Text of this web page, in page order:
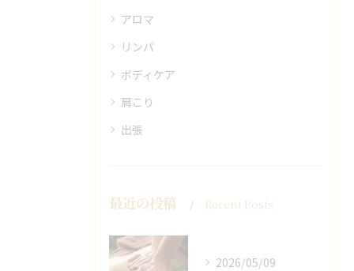
アロマ
リンパ
ボディケア
肩こり
出張
最近の投稿 Recent Posts
2026/05/09